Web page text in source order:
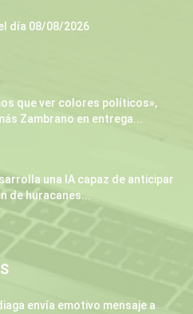
día 08/08/2026
que ver colores políticos»,
Zambrano en entrega...
una IA capaz de anticipar
de huracanes...
envía emotivo mensaje a